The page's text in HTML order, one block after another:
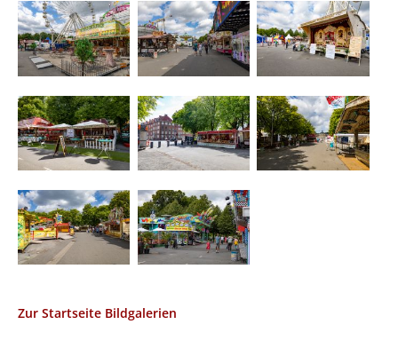
Zur Startseite Bildgalerien